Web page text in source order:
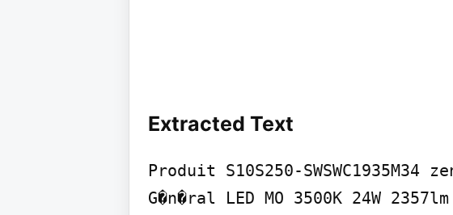
Extracted Text
Produit S10S250-
G�n�ral LED MO 3500K 24W